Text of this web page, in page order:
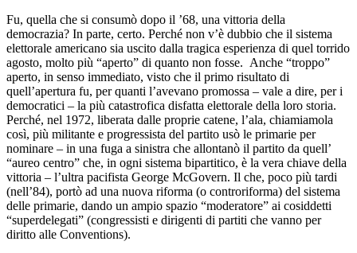
Fu, quella che si consumò dopo il ’68, una vittoria della
democrazia? In parte, certo. Perché non v’è dubbio che il sistema
elettorale americano sia uscito dalla tragica esperienza di quel torrido
agosto, molto più “aperto” di quanto non fosse. Anche “troppo”
aperto, in senso immediato, visto che il primo risultato di
quell’apertura fu, per quanti l’avevano promossa – vale a dire, per i
democratici – la più catastrofica disfatta elettorale della loro storia.
Perché, nel 1972, liberata dalle proprie catene, l’ala, chiamiamola
così, più militante e progressista del partito usò le primarie per
nominare – in una fuga a sinistra che allontanò il partito da quell’
“aureo centro” che, in ogni sistema bipartitico, è la vera chiave della
vittoria – l’ultra pacifista George McGovern. Il che, poco più tardi
(nell’84), portò ad una nuova riforma (o controriforma) del sistema
delle primarie, dando un ampio spazio “moderatore” ai cosiddetti
“superdelegati” (congressisti e dirigenti di partiti che vanno per
diritto alle Conventions).